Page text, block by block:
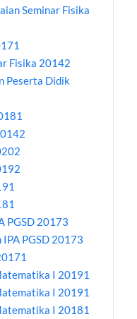
Seminar Fisika
Fisika 20142
Peserta Didik
PGSD 20173
PGSD 20173
I 20191
I 20191
I 20181